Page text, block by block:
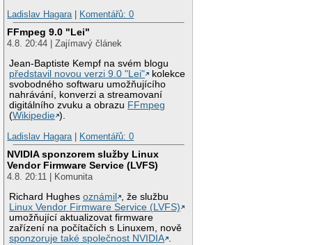
Ladislav Hagara
Komentářů: 0
FFmpeg 9.0 "Lei"
4.8. 20:44 | Zajímavý článek
Jean-Baptiste Kempf na svém blogu
představil novou verzi 9.0 "Lei"
kolekce
svobodného softwaru umožňujícího
nahrávání, konverzi a streamovaní
digitálního zvuku a obrazu FFmpeg
(Wikipedie ).
Ladislav Hagara
Komentářů: 0
NVIDIA sponzorem služby Linux
Vendor Firmware Service (LVFS)
4.8. 20:11 | Komunita
Richard Hughesoznámil
, že službu
Linux Vendor Firmware Service (LVFS)
umožňující aktualizovat firmware
zařízení na počítačích s Linuxem, nově
sponzoruje také společnost NVIDIA .